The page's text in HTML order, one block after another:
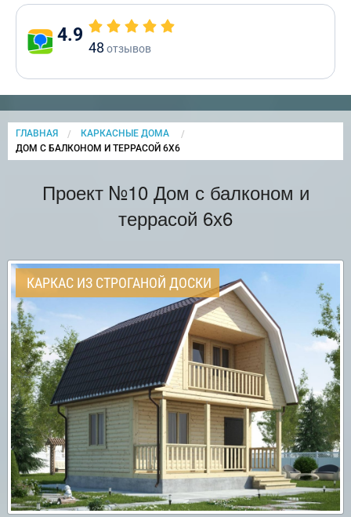
4.9
48 отзывов
ГЛАВНАЯ
КАРКАСНЫЕ ДОМА
CURRENT:
ДОМ С БАЛКОНОМ И ТЕРРАСОЙ 6Х6
Проект №10 Дом с балконом и
террасой 6х6
КАРКАС ИЗ СТРОГАНОЙ ДОСКИ